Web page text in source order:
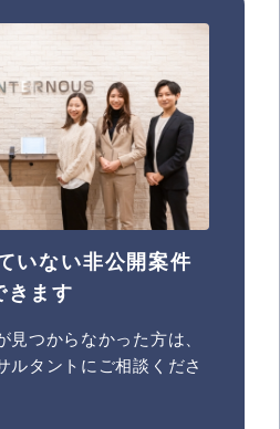
いない非公開案件
きます
見つからなかった方は、
ルタントにご相談くださ